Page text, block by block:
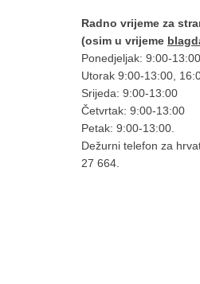
Radno vrijeme za
(osim u vrijeme
Ponedjeljak: 9:00-13:00
Utorak 9:00-13:00,
Srijeda: 9:00-13:00
Četvrtak: 9:00-13:00
Petak: 9:00-13:00.
Dežurni telefon za
27 664.